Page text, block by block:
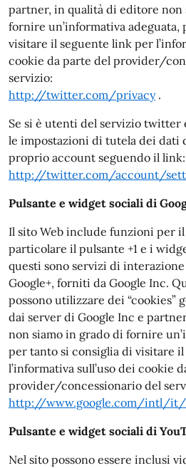
partner, in qualità di editore non
fornire un’informativa
visitare il seguente link per
cookie da parte del provider/
servizio:
http://twitter.com/privacy.
Se si è utenti del servizio twitter
le impostazioni di tutela dei dati
proprio account seguendo il link:
http://twitter.com/account/
Pulsante e widget sociali di
Il sito Web include funzioni per
particolare il pulsante +1 e i
questi sono servizi di
Google+, forniti da Google Inc.
possono utilizzare dei “cookies”
dai server di Google Inc e
non siamo in grado di fornire
per tanto si consiglia di visitare
l’informativa sull’uso dei cookie
provider/concessionario del
http://www.google.com/intl/
Pulsante e widget sociali di
Nel sito possono essere inclusi